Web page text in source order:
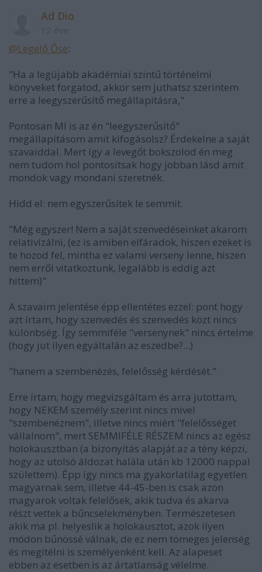
Ad Dio
@Legelő Őse:
"Ha a legújabb akadémiai szintű történelmi
könyveket forgatod, akkor sem juthatsz szerintem
erre a leegyszerűsítő megállapításra,"
Pontosan MI is az én "leegyszerűsítő"
megállapításom amit kifogásolsz? Érdekelne a saját
szavaiddal. Mert így a levegőt bokszolod én meg
nem tudom hol pontosítsak hogy jobban lásd amit
mondok vagy mondani szeretnék.
Hidd el: nem egyszerűsítek le semmit.
"Még egyszer! Nem a saját szenvedéseinket akarom
relativizálni, (ez is amiben elfáradok, hiszen ezeket is
te hozod fel, mintha ez valami verseny lenne, hiszen
nem erről vitatkoztunk, legalább is eddig azt
hittem)"
A szavaim jelentése épp ellentétes ezzel: pont hogy
azt írtam, hogy szenvedés és szenvedés közt nincs
különbség. Így semmiféle "versenynek" nincs értelme
(hogy jut ilyen egyáltalán az eszedbe?...)
"hanem a szembenézés, felelősség kérdését."
Erre írtam, hogy megvizsgáltam és arra jutottam,
hogy NEKEM személy szerint nincs mivel
"szembenéznem", illetve nincs miért "felelősséget
vállalnom", mert SEMMIFÉLE RÉSZEM nincs az egész
holokausztban (a bizonyítás alapját az a tény képzi,
hogy az utolsó áldozat halála után kb 12000 nappal
születtem). Épp így nincs ma gyakorlatilag egyetlen
magyarnak sem, illetve 44-45-ben is csak azon
magyarok voltak felelősek, akik tudva és akarva
részt vettek a bűncselekményben. Természetesen
akik ma pl. helyeslik a holokausztot, azok ilyen
módon bűnössé válnak, de ez nem tömeges jelenség
és megítélni is személyenként kell. Az alapeset
ebben az esetben is az ártatlanság vélelme.